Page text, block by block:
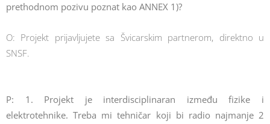
prethodnom pozivu poznat kao ANNEX 1)?
O: Projekt prijavljujete sa Švicarskim partnerom, direktno u
SNSF.
P: 1. Projekt je interdisciplinaran između fizike i
elektrotehnike. Treba mi tehničar koji bi radio najmanje 2